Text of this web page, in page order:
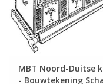
Schaal
Aantal bladen A00
Aantal bladen A0
Aantal bladen A1
MBT Noord-Duitse
- Bouwtekening